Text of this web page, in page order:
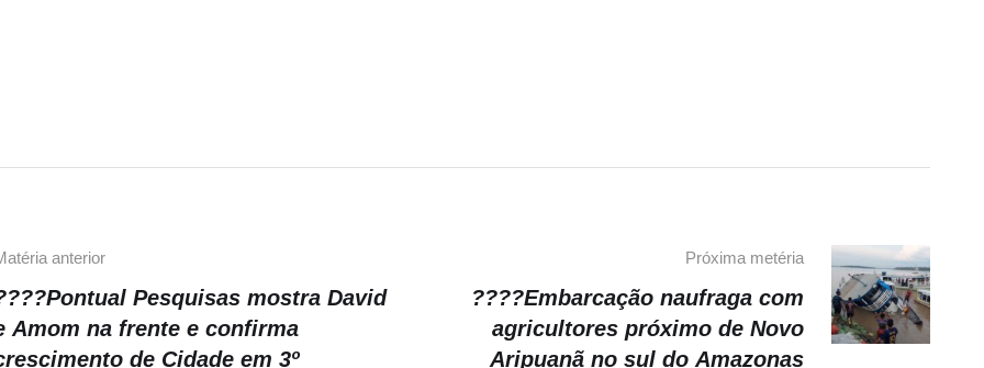
k
anterior
Pesquisas mostra David
Amom na frente e confirma
de Cidade em 3º
Próxima metéria
????Embarcação naufraga com
agricultores próximo de Novo
Aripuanã no sul do Amazonas